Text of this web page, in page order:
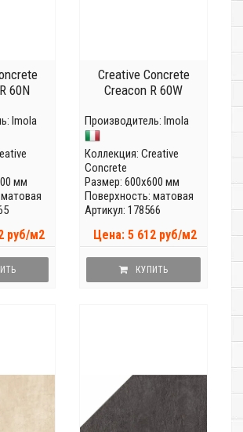
60N
Imola
мм
руб/м2
Creative Concrete
Creacon R 60W
Производитель: Imola
Коллекция: Creative
Concrete
Размер: 600x600 мм
Поверхность: матовая
Артикул: 178566
Цена: 5 612 руб/м2
КУПИТЬ